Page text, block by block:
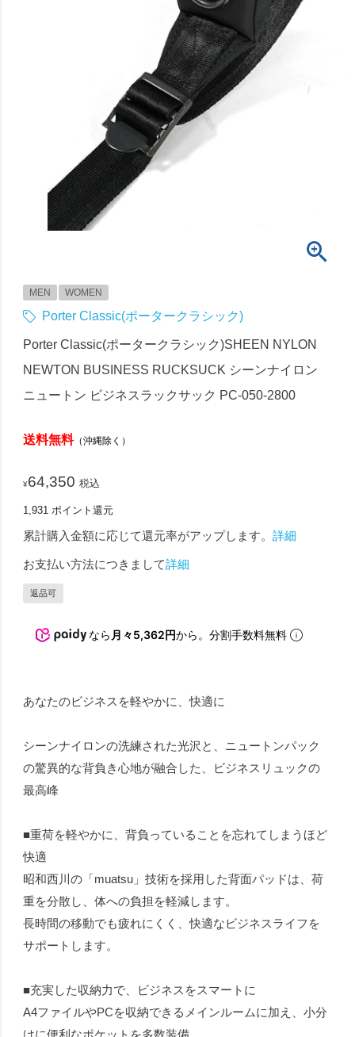
MEN WOMEN
Porter Classic(ポータークラシック)
Porter Classic(ポータークラシック)SHEEN NYLON
NEWTON BUSINESS RUCKSUCK シーンナイロン
ニュートン ビジネスラックサック PC-050-2800
送料無料（沖縄除く）
¥64,350 税込
1,931 ポイント還元
累計購入金額に応じて還元率がアップします。詳細
お支払い方法につきまして詳細
返品可
なら 月々5,362円から。分割手数料無料
あなたのビジネスを軽やかに、快適に
シーンナイロンの洗練された光沢と、ニュートンパック
の驚異的な背負き心地が融合した、ビジネスリュックの
最高峰
■重荷を軽やかに、背負っていることを忘れてしまうほど
快適
昭和西川の「muatsu」技術を採用した背面パッドは、荷
重を分散し、体への負担を軽減します。
長時間の移動でも疲れにくく、快適なビジネスライフを
サポートします。
■充実した収納力で、ビジネスをスマートに
A4ファイルやPCを収納できるメインルームに加え、小分
けに便利なポケットを多数装備。